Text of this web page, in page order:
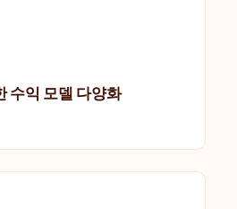
수익 모델 다양화